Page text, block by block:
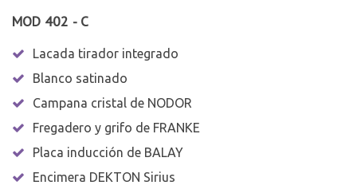
MOD 402 - C
Lacada tirador integrado
Blanco satinado
Campana cristal de NODOR
Fregadero y grifo de FRANKE
Placa inducción de BALAY
Encimera DEKTON Sirius